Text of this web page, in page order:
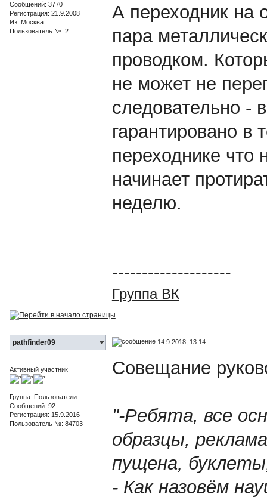
Сообщений: 3770
Регистрация: 21.9.2008
Из: Москва
Пользователь №: 2
А переходник на
пара
проводком.
не может не
следовательно -
гарантировано в
переходнике что
начинает
неделю.
--------------------
Группа ВК
pathfinder09 14.9.2018, 13:14
Активный участник
Группа: Пользователи
Сообщений: 92
Регистрация: 15.9.2016
Пользователь №: 84703
Совещание
"-Ребята, все
образцы,
пущена,
- Как назовём